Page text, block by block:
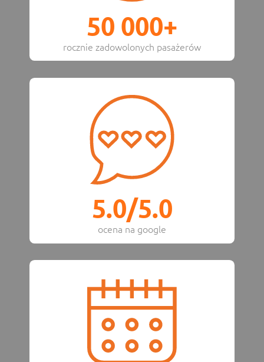
50 000+
rocznie zadowolonych pasażerów
5.0/5.0
ocena na google